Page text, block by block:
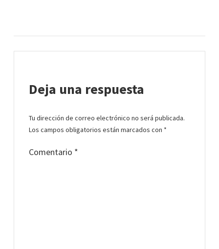
Deja una respuesta
Tu dirección de correo electrónico no será publicada.
Los campos obligatorios están marcados con *
Comentario *